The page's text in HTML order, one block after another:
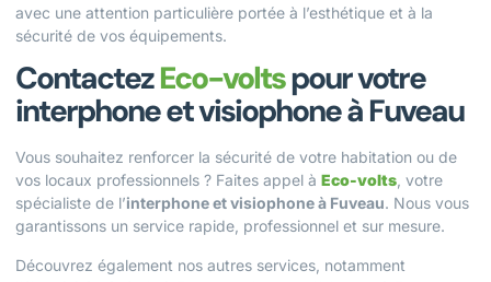
avec une attention particulière portée à l’esthétique et à la
sécurité de vos équipements.
ContactezEco-voltspour votre
interphone et visiophone à Fuveau
Vous souhaitez renforcer la sécurité de votre habitation ou de
vos locaux professionnels ? Faites appel à Eco-volts , votre
spécialiste de l’interphone et visiophone à Fuveau. Nous vous
garantissons un service rapide, professionnel et sur mesure.
Découvrez également nos autres services, notamment